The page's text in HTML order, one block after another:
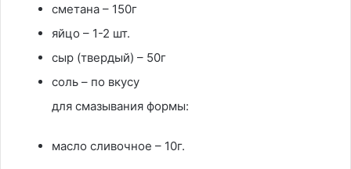
сметана – 150г
яйцо – 1-2 шт.
сыр (твердый) – 50г
соль – по вкусу
для смазывания формы:
масло сливочное – 10г.